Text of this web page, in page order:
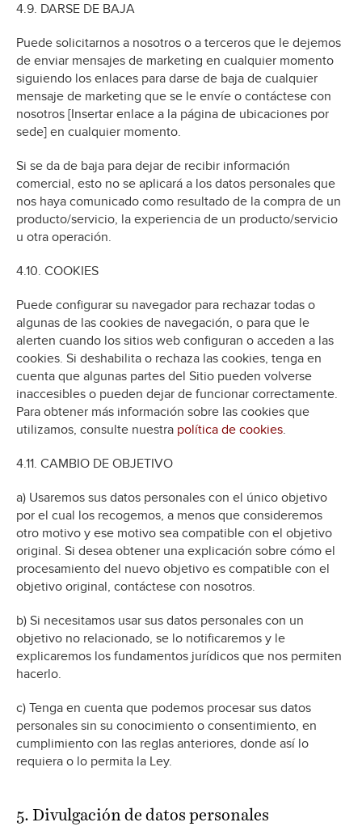
4.9. DARSE DE BAJA
Puede solicitarnos a nosotros o a terceros que le dejemos
de enviar mensajes de marketing en cualquier momento
siguiendo los enlaces para darse de baja de cualquier
mensaje de marketing que se le envíe o contáctese con
nosotros [Insertar enlace a la página de ubicaciones por
sede] en cualquier momento.
Si se da de baja para dejar de recibir información
comercial, esto no se aplicará a los datos personales que
nos haya comunicado como resultado de la compra de un
producto/servicio, la experiencia de un producto/servicio
u otra operación.
4.10. COOKIES
Puede configurar su navegador para rechazar todas o
algunas de las cookies de navegación, o para que le
alerten cuando los sitios web configuran o acceden a las
cookies. Si deshabilita o rechaza las cookies, tenga en
cuenta que algunas partes del Sitio pueden volverse
inaccesibles o pueden dejar de funcionar correctamente.
Para obtener más información sobre las cookies que
utilizamos, consulte nuestra política de cookies.
4.11. CAMBIO DE OBJETIVO
a) Usaremos sus datos personales con el único objetivo
por el cual los recogemos, a menos que consideremos
otro motivo y ese motivo sea compatible con el objetivo
original. Si desea obtener una explicación sobre cómo el
procesamiento del nuevo objetivo es compatible con el
objetivo original, contáctese con nosotros.
b) Si necesitamos usar sus datos personales con un
objetivo no relacionado, se lo notificaremos y le
explicaremos los fundamentos jurídicos que nos permiten
hacerlo.
c) Tenga en cuenta que podemos procesar sus datos
personales sin su conocimiento o consentimiento, en
cumplimiento con las reglas anteriores, donde así lo
requiera o lo permita la Ley.
5. Divulgación de datos personales